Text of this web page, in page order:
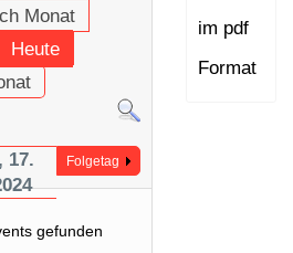
Monat
Heute
17.
Folgetag
gefunden
im pdf
Format